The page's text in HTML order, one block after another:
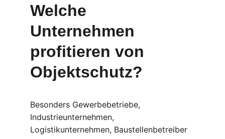
Welche
Unternehmen
profitieren von
Objektschutz?
Besonders Gewerbebetriebe,
Industrieunternehmen,
Logistikunternehmen, Baustellenbetreiber